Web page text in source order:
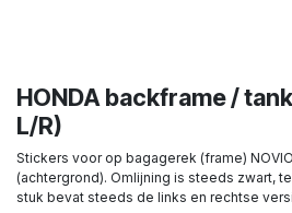
HONDA backframe /
L/R)
Stickers voor op bagagerek (frame)
(achtergrond). Omlijning is steeds zwart,
stuk bevat steeds de links en rechtse